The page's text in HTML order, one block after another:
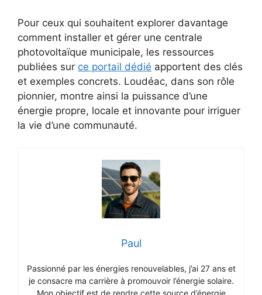
Pour ceux qui souhaitent explorer davantage
comment installer et gérer une centrale
photovoltaïque municipale, les ressources
publiées sur ce portail dédié apportent des clés
et exemples concrets. Loudéac, dans son rôle
pionnier, montre ainsi la puissance d’une
énergie propre, locale et innovante pour irriguer
la vie d’une communauté.
Paul
Passionné par les énergies renouvelables, j’ai 27 ans et
je consacre ma carrière à promouvoir l’énergie solaire.